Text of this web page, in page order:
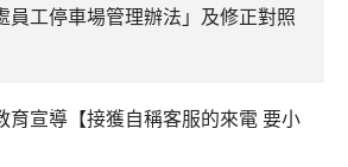
員工停車場管理辦法」及修正對照
育宣導【接獲自稱客服的來電 要小